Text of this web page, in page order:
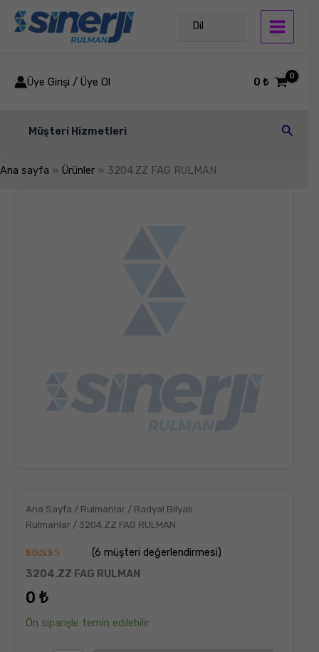
İçeriğe
atla
Dil
Üye Girişi / Üye Ol 0₺
Müşteri Hizmetleri Arama
Ana sayfa Ürünler 3204.ZZ FAG RULMAN
Ana Sayfa / Rulmanlar / Radyal Bilyalı
Rulmanlar / 3204.ZZ FAG RULMAN
6
müşteri
puanına
5
5.00
puan
aldı
(6 müşteri değerlendirmesi)
3204.ZZ FAG RULMAN
0 ₺
Ön siparişle temin edilebilir